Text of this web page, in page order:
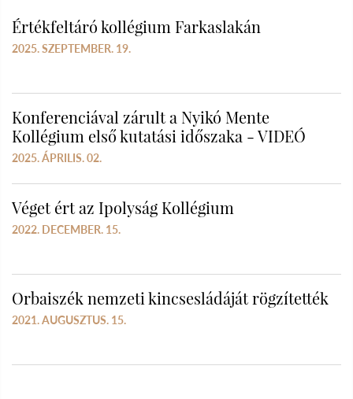
Értékfeltáró kollégium Farkaslakán
2025. SZEPTEMBER. 19.
Konferenciával zárult a Nyikó Mente
Kollégium első kutatási időszaka - VIDEÓ
2025. ÁPRILIS. 02.
Véget ért az Ipolyság Kollégium
2022. DECEMBER. 15.
Orbaiszék nemzeti kincsesládáját rögzítették
2021. AUGUSZTUS. 15.